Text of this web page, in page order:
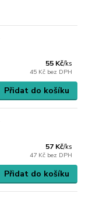
55 Kč/ks
45 Kč bez DPH
Přidat do košíku
57 Kč/ks
47 Kč bez DPH
Přidat do košíku